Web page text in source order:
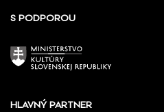
S PODPOROU
HLAVNÝ PARTNER